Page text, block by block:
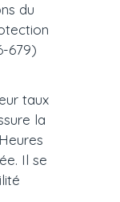
du
679)
taux
la
Il se